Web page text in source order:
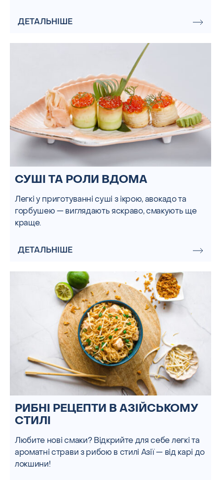
ДЕТАЛЬНІШЕ
СУШІ ТА РОЛИ ВДОМА
Легкі у приготуванні суші з ікрою, авокадо та
горбушею — виглядають яскраво, смакують ще
краще.
ДЕТАЛЬНІШЕ
РИБНІ РЕЦЕПТИ В АЗІЙСЬКОМУ
СТИЛІ
Любите нові смаки? Відкрийте для себе легкі та
ароматні страви з рибою в стилі Азії — від карі до
локшини!